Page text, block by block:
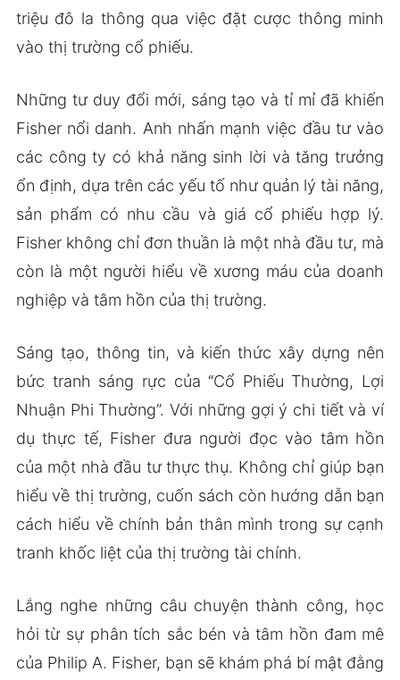
triệu đô la thông qua việc đặt cược thông minh
vào thị trường cổ phiếu.
Những tư duy đổi mới, sáng tạo và tỉ mỉ đã khiến
Fisher nổi danh. Anh nhấn mạnh việc đầu tư vào
các công ty có khả năng sinh lời và tăng trưởng
ổn định, dựa trên các yếu tố như quản lý tài năng,
sản phẩm có nhu cầu và giá cổ phiếu hợp lý.
Fisher không chỉ đơn thuần là một nhà đầu tư, mà
còn là một người hiểu về xương máu của doanh
nghiệp và tâm hồn của thị trường.
Sáng tạo, thông tin, và kiến thức xây dựng nên
bức tranh sáng rực của “Cổ Phiếu Thường, Lợi
Nhuận Phi Thường”. Với những gợi ý chi tiết và ví
dụ thực tế, Fisher đưa người đọc vào tâm hồn
của một nhà đầu tư thực thụ. Không chỉ giúp bạn
hiểu về thị trường, cuốn sách còn hướng dẫn bạn
cách hiểu về chính bản thân mình trong sự cạnh
tranh khốc liệt của thị trường tài chính.
Lắng nghe những câu chuyện thành công, học
hỏi từ sự phân tích sắc bén và tâm hồn đam mê
của Philip A. Fisher, bạn sẽ khám phá bí mật đằng